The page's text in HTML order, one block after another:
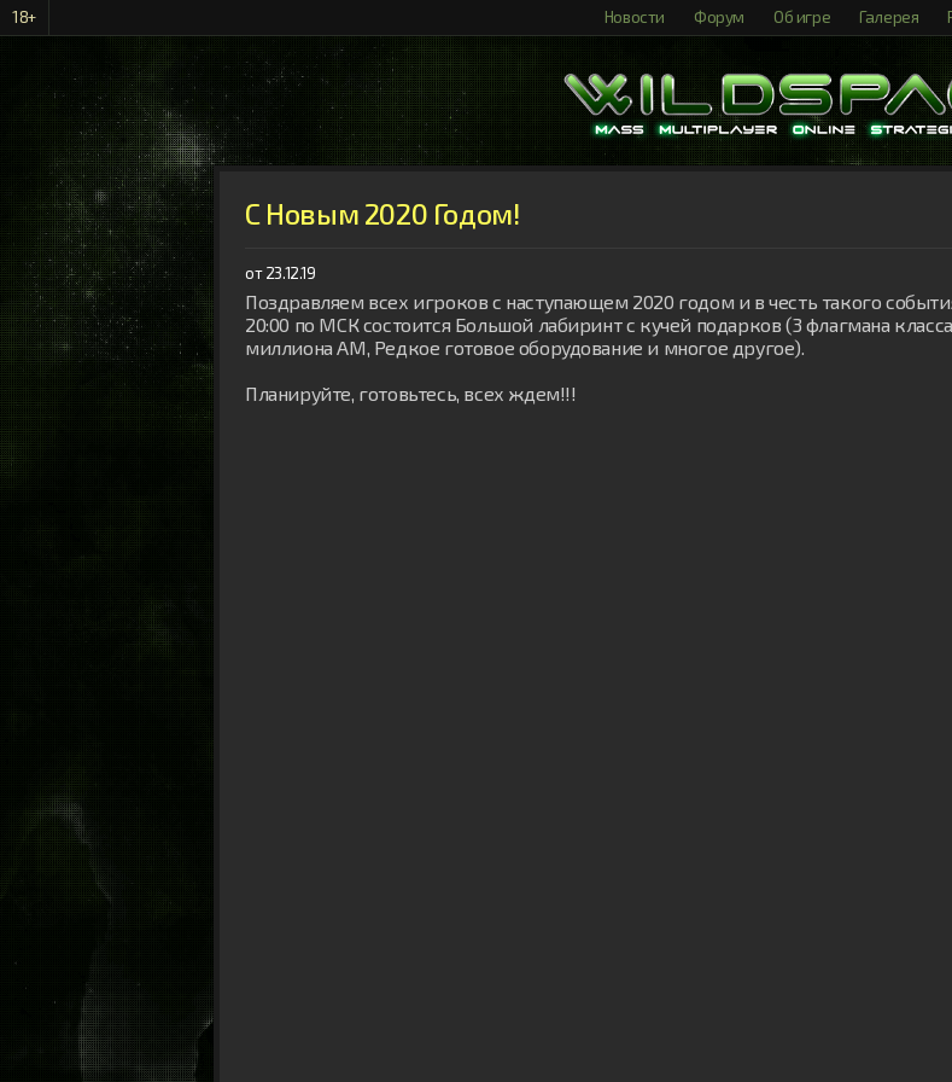
18+ Новости Форум Об игре Галерея
С Новым 2020 Годом!
от 23.12.19
Поздравляем всех игроков с наступающем 2020 годом и в честь такого
20:00 по МСК состоится Большой лабиринт с кучей подарков (3 флагмана
миллиона АМ, Редкое готовое оборудование и многое другое).